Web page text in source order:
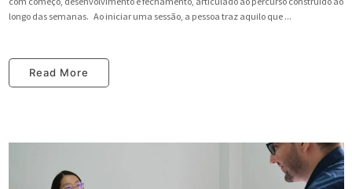
longo das semanas. Ao iniciar uma sessão, a pessoa traz aquilo que ...
Read More